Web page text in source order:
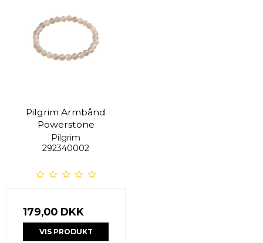
Pilgrim Armbånd
Powerstone
Pilgrim
292340002
179,00 DKK
VIS PRODUKT